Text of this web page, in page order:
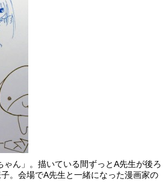
ん」。描いている間ずっとA先生が後ろ
。会場でA先生と一緒になった漫画家の